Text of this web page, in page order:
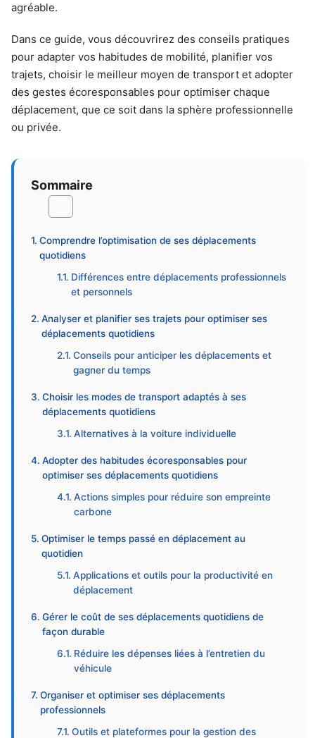
agréable.
Dans ce guide, vous découvrirez des conseils pratiques
pour adapter vos habitudes de mobilité, planifier vos
trajets, choisir le meilleur moyen de transport et adopter
des gestes écoresponsables pour optimiser chaque
déplacement, que ce soit dans la sphère professionnelle
ou privée.
Sommaire
Comprendre l’optimisation de ses déplacements
quotidiens
Différences entre déplacements professionnels
et personnels
Analyser et planifier ses trajets pour optimiser ses
déplacements quotidiens
Conseils pour anticiper les déplacements et
gagner du temps
Choisir les modes de transport adaptés à ses
déplacements quotidiens
Alternatives à la voiture individuelle
Adopter des habitudes écoresponsables pour
optimiser ses déplacements quotidiens
Actions simples pour réduire son empreinte
carbone
Optimiser le temps passé en déplacement au
quotidien
Applications et outils pour la productivité en
déplacement
Gérer le coût de ses déplacements quotidiens de
façon durable
Réduire les dépenses liées à l’entretien du
véhicule
Organiser et optimiser ses déplacements
professionnels
Outils et plateformes pour la gestion des